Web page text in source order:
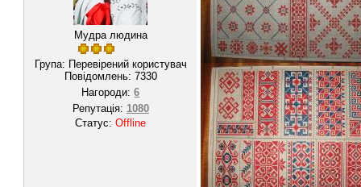
Мудра людина
Група: Перевірений користувач
Повідомлень: 7330
Нагороди:6
Репутація: 1080
Статус:Offline